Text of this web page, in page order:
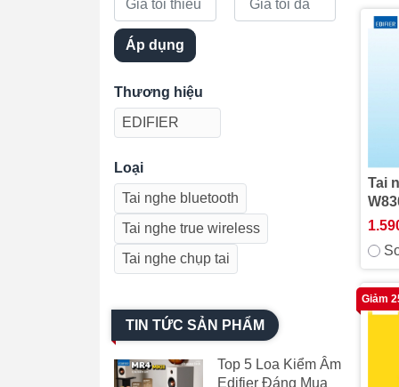
Tai
Giảm
Áp dụng
Thương hiệu
EDIFIER
Loại
Tai nghe bluetooth
Tai nghe true wireless
Tai nghe chụp tai
TIN TỨC SẢN PHẨM
Top 5 Loa Kiểm Âm
Edifier Đáng Mua